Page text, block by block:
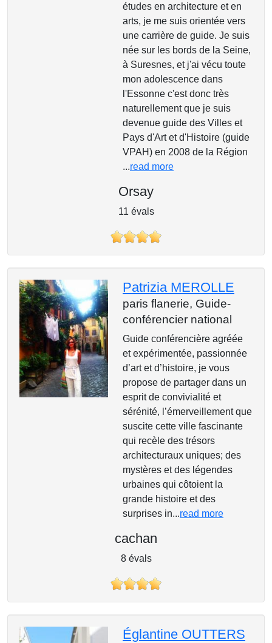
études en architecture et en
arts, je me suis orientée vers
une carrière de guide. Je suis
née sur les bords de la Seine,
à Suresnes, et j'ai vécu toute
mon adolescence dans
l'Essonne c'est donc très
naturellement que je suis
devenue guide des Villes et
Pays d'Art et d'Histoire (guide
VPAH) en 2008 de la Région
...read more
Orsay
11 évals
Patrizia MEROLLE
paris flanerie, Guide-
conférencier national
Guide conférencière agréée
et expérimentée, passionnée
d’art et d’histoire, je vous
propose de partager dans un
esprit de convivialité et
sérénité, l’émerveillement que
suscite cette ville fascinante
qui recèle des trésors
architecturaux uniques; des
mystères et des légendes
urbaines qui côtoient la
grande histoire et des
surprises in...read more
cachan
8 évals
Églantine OUTTERS